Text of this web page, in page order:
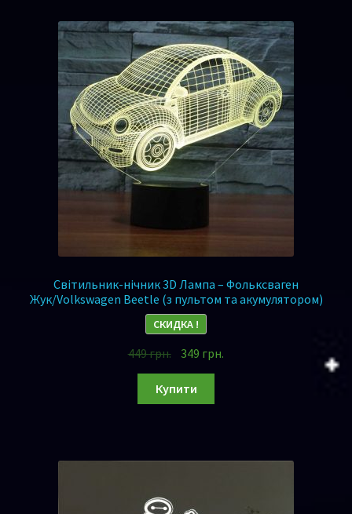
Світильник-нічник 3D Лампа – Фольксваген
Жук/Volkswagen Beetle (з пультом та акумулятором)
СКИДКА !
449грн. 349 грн.
Купити